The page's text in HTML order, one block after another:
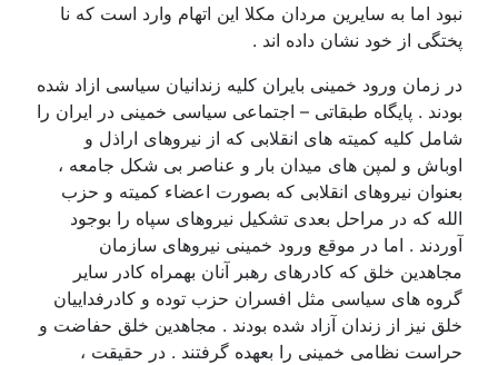
نبود اما به سایرین مردان مکلا این اتهام وارد است که نا
پختگی از خود نشان داده اند .
در زمان ورود خمینی بایران کلیه زندانیان سیاسی ازاد شده
بودند . پایگاه طبقاتی – اجتماعی سیاسی خمینی در ایران را
شامل کلیه کمیته های انقلابی که از نیروهای اراذل و
اوباش و لمپن های میدان بار و عناصر بی شکل جامعه ،
بعنوان نیروهای انقلابی که بصورت اعضاء کمیته و حزب
الله که در مراحل بعدی تشکیل نیروهای سپاه را بوجود
آوردند . اما در موقع ورود خمینی نیروهای سازمان
مجاهدین خلق که کادرهای رهبر آنان بهمراه کادر سایر
گروه های سیاسی مثل افسران حزب توده و کادرفداییان
خلق نیز از زندان آزاد شده بودند . مجاهدین خلق حفاضت و
حراست نظامی خمینی را بعهده گرفتند . در حقیقت ،